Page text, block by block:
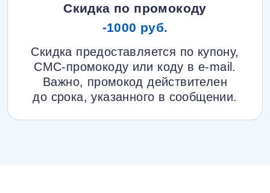
Скидка по промокоду
-1000 руб.
Скидка предоставляется по купону,
СМС-промокоду или коду в e-mail.
Важно, промокод действителен
до срока, указанного в сообщении.